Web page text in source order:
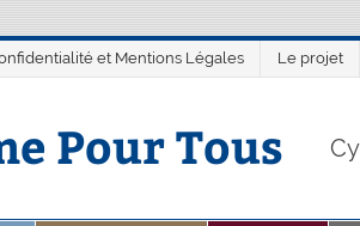
et Mentions Légales Le projet
Pour Tous